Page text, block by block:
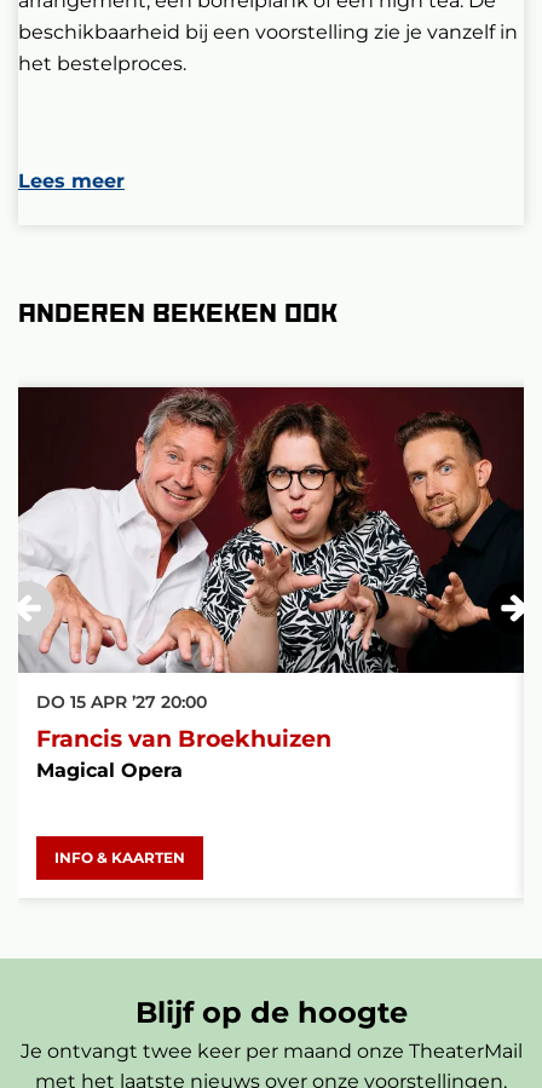
beschikbaarheid bij een voorstelling zie je vanzelf in
het bestelproces.
Lees meer
Anderen bekeken ook
Francis van Broekhuizen
Magical Opera
DO 15 APR ’27 20:00
INFO & KAARTEN
Blijf op de hoogte
Je ontvangt twee keer per maand onze TheaterMail
met het laatste nieuws over onze voorstellingen,